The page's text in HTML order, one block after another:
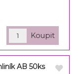
AB 50ks